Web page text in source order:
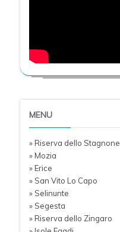
MENU
» Riserva dello Stagnone
» Mozia
» Erice
» San Vito Lo Capo
» Selinunte
» Segesta
» Riserva dello Zingaro